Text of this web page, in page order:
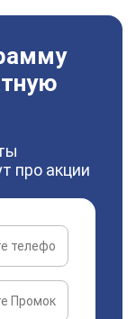
про акции